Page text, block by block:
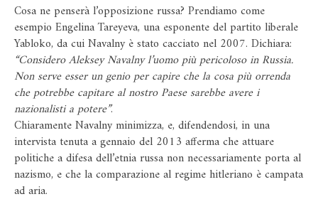
Cosa ne penserà l’opposizione russa? Prendiamo come
esempio Engelina Tareyeva, una esponente del partito liberale
Yabloko, da cui Navalny è stato cacciato nel 2007. Dichiara:
“Considero Aleksey Navalny l’uomo più pericoloso in Russia.
Non serve esser un genio per capire che la cosa più orrenda
che potrebbe capitare al nostro Paese sarebbe avere i
nazionalisti a potere”.
Chiaramente Navalny minimizza, e, difendendosi, in una
intervista tenuta a gennaio del 2013 afferma che attuare
politiche a difesa dell’etnia russa non necessariamente porta al
nazismo, e che la comparazione al regime hitleriano è campata
ad aria.